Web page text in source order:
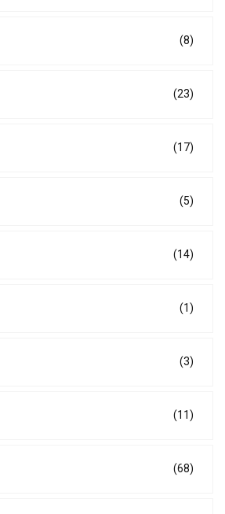
(8)
(23)
(17)
(5)
(14)
(1)
(3)
(11)
(68)